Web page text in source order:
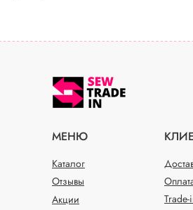
МЕНЮ
Каталог
Отзывы
Акции
Trade-